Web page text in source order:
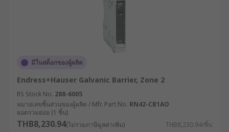
มีในสต็อกของผู้ผลิต
Endress+Hauser Galvanic Barrier, Zone 2
RS Stock No. 288-6005
หมายเลขชิ้นส่วนของผู้ผลิต / Mfr. Part No. RN42-CB1AO
ยอดรวมย่อย (1 ชิ้น)
THB8,230.94(ไม่รวมภาษีมูลค่าเพิ่ม) THB8,230.94/ชิ้น